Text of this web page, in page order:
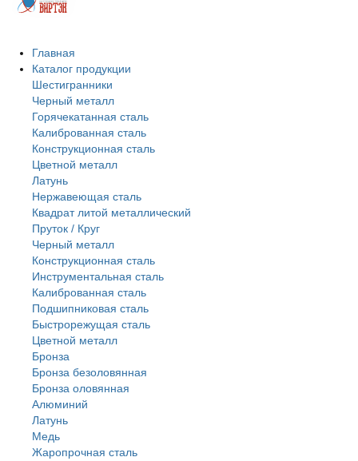
Главная
Каталог продукции
Шестигранники
Черный металл
Горячекатанная сталь
Калиброванная сталь
Конструкционная сталь
Цветной металл
Латунь
Нержавеющая сталь
Квадрат литой металлический
Пруток / Круг
Черный металл
Конструкционная сталь
Инструментальная сталь
Калиброванная сталь
Подшипниковая сталь
Быстрорежущая сталь
Цветной металл
Бронза
Бронза безоловянная
Бронза оловянная
Алюминий
Латунь
Медь
Жаропрочная сталь